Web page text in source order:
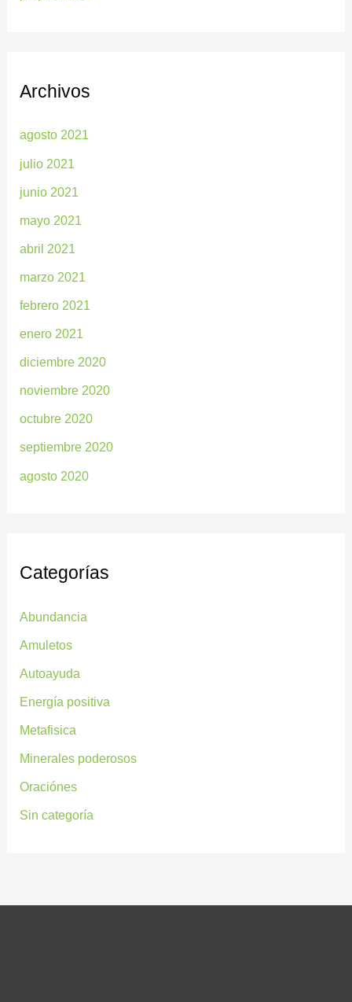
Archivos
agosto 2021
julio 2021
junio 2021
mayo 2021
abril 2021
marzo 2021
febrero 2021
enero 2021
diciembre 2020
noviembre 2020
octubre 2020
septiembre 2020
agosto 2020
Categorías
Abundancia
Amuletos
Autoayuda
Energía positiva
Metafisica
Minerales poderosos
Oraciónes
Sin categoría